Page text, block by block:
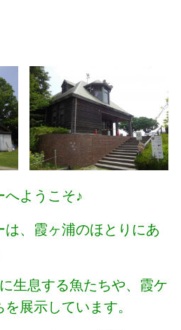
へようこそ♪
は、霞ヶ浦のほとりにあ
生息する魚たちや、霞ケ
展示しています。